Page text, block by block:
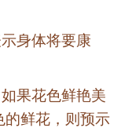
身体将要康
果花色鲜艳美
的鲜花，则预示